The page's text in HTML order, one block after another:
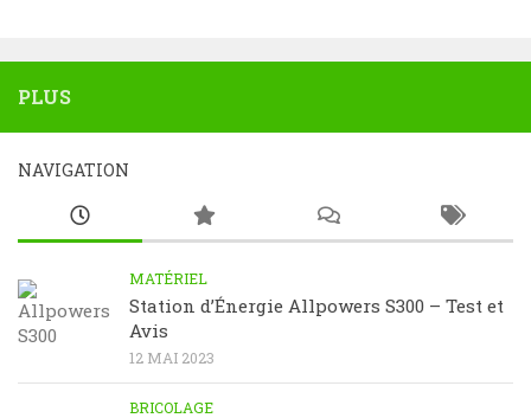
PLUS
NAVIGATION
MATÉRIEL
Station d’Énergie Allpowers S300 – Test et
Avis
12 MAI 2023
BRICOLAGE